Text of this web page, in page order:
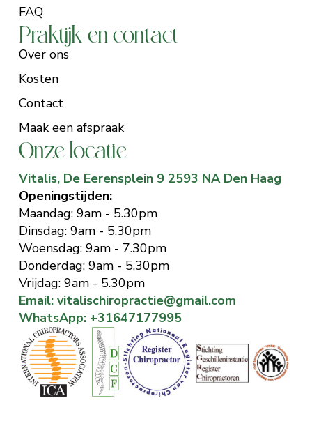
FAQ
Praktijk en contact
Over ons
Kosten
Contact
Maak een afspraak
Onze locatie
Vitalis, De Eerensplein 9 2593 NA Den Haag
Openingstijden:
Maandag: 9am - 5.30pm
Dinsdag: 9am - 5.30pm
Woensdag: 9am - 7.30pm
Donderdag: 9am - 5.30pm
Vrijdag: 9am - 5.30pm
Email: vitalischiropractie@gmail.com
WhatsApp: +31647177995